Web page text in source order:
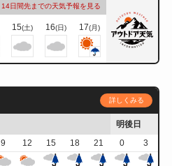
14日間先までの天気予報を見る
15(土) 16(日) 17(月)
詳しくみる
明後日
9 12 15 18 21 0
3